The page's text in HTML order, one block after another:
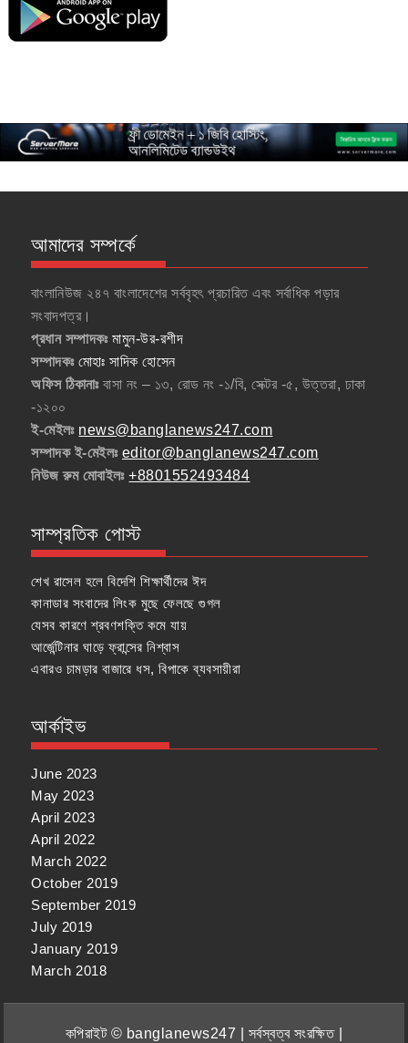
আমাদের সম্পর্কে
বাংলানিউজ ২৪৭ বাংলাদেশের সর্ববৃহৎ প্রচারিত এবং সর্বাধিক পড়ার
সংবাদপত্র।
প্রধান সম্পাদকঃমামুন-উর-রশীদ
সম্পাদকঃ মোহাঃ সাদিক হোসেন
অফিস ঠিকানাঃবাসা নং – ১৩, রোড নং -১/বি, সেক্টর -৫, উত্তরা, ঢাকা
-১২০০
ই-মেইলঃ news@banglanews247.com
সম্পাদক ই-মেইলঃ editor@banglanews247.com
নিউজ রুম মোবাইলঃ+8801552493484
সাম্প্রতিক পোস্ট
শেখ রাসেল হলে বিদেশি শিক্ষার্থীদের ঈদ
কানাডার সংবাদের লিংক মুছে ফেলছে গুগল
যেসব কারণে শ্রবণশক্তি কমে যায়
আর্জেন্টিনার ঘাড়ে ফ্রান্সের নিশ্বাস
এবারও চামড়ার বাজারে ধস, বিপাকে ব্যবসায়ীরা
আর্কাইভ
June 2023
May 2023
April 2023
April 2022
March 2022
October 2019
September 2019
July 2019
January 2019
March 2018
কপিরাইট © banglanews247 | সর্বস্বত্ব সংরক্ষিত |